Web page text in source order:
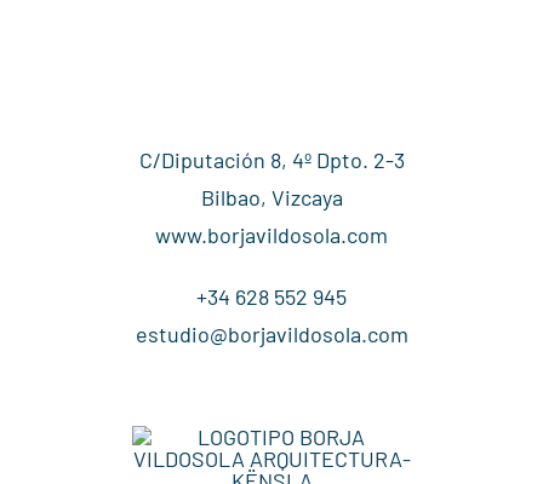
C/Diputación 8, 4º Dpto. 2-3
Bilbao, Vizcaya
www.borjavildosola.com
+34 628 552 945
estudio@borjavildosola.com